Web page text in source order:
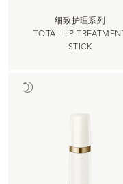
细致护理系列
TOTAL LIP TREATMENT
STICK